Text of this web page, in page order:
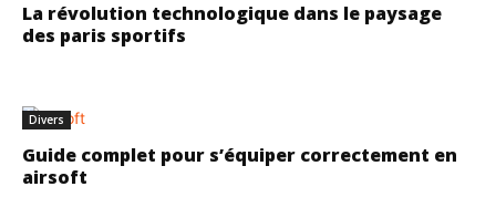
La révolution technologique dans le paysage
des paris sportifs
Divers
Guide complet pour s’équiper correctement en
airsoft